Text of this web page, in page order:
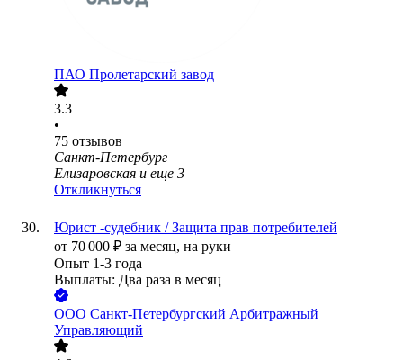
ПАО Пролетарский завод
3.3
•
75 отзывов
Санкт-Петербург
Елизаровская и еще 3
Откликнуться
Юрист -судебник / Защита прав потребителей
от 70 000 ₽ за месяц, на руки
Опыт 1-3 года
Выплаты: Два раза в месяц
ООО Санкт-Петербургский Арбитражный
Управляющий